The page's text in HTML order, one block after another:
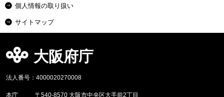
個人情報の取り扱い
サイトマップ
大阪府庁
法人番号：4000020270008
本庁
〒540-8570 大阪市中央区大手前2丁目